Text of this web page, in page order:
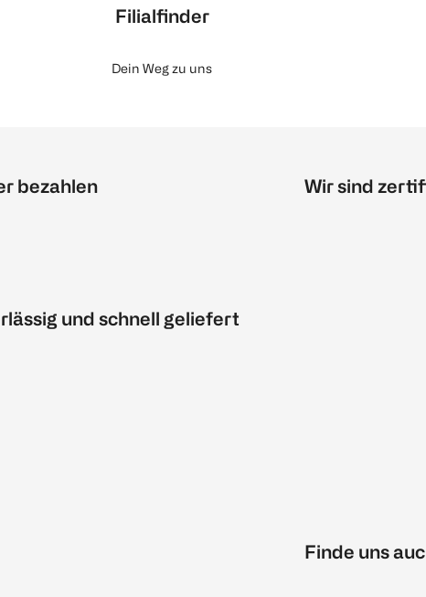
Filialfinder
Dein Weg zu uns
bezahlen
und schnell geliefert
Wir sind
Finde uns